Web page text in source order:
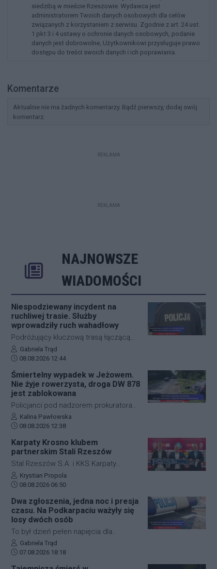
siedzibą w mieście Rzeszowie. Wydawca jest
administratorem Twoich danych osobowych dla celów
związanych z korzystaniem z serwisu. Zgodnie z art. 24 ust.
1 pkt 3 i 4 ustawy o ochronie danych osobowych, podanie
danych jest dobrowolne, Użytkownikowi przysługuje prawo
dostępu do treści swoich danych i ich poprawiania.
Komentarze
Aktualnie nie ma żadnych komentarzy. Bądź pierwszy, dodaj swój
komentarz.
REKLAMA
REKLAMA
NAJNOWSZE
WIADOMOŚCI
Niespodziewany incydent na
ruchliwej trasie. Służby
wprowadziły ruch wahadłowy
Podróżujący kluczową trasą łączącą
Jasło z Gorlicami muszą uzbroić się w
cierpliwość. Niespodziewane
zdarzenie drogowe w miejscowości
Przysieki doprowadziło do utrudnień na
drodze krajowej nr 28. Na miejscu
natychmiast pojawiła się policja, która
wprowadziła zmianę w organizacji
ruchu, by zabezpieczyć teren i uniknąć
Autor artykułu:
Gabriela Trąd
Data dodania artykułu:
08.08.2026 12:44
Śmiertelny wypadek w Jeżowem.
Nie żyje rowerzysta, droga DW 878
jest zablokowana
Policjanci pod nadzorem prokuratora
ustalają szczegółowe okoliczności
tragicznego wypadku, do którego
doszło dzisiaj rano w miejscowości
Jeżowe w powiecie niżańskim. W
wyniku zderzenia samochodu
osobowego z rowerzystą, śmierć na
miejscu poniósł kierujący jednośladem.
Droga wojewódzka nr 878 jest
całkowicie zablokowana.
Autor artykułu:
Kalina Pawłowska
Data dodania artykułu:
08.08.2026 12:38
Karpaty Krosno klubem
partnerskim Stali Rzeszów
Stal Rzeszów S.A. i KKS Karpaty
Krosno rozpoczęły oficjalną
współpracę. Kluby podpisały
długoterminową umowę partnerską,
która ma obejmować m.in. wymianę
doświadczeń, rozwój szkolenia
młodzieży oraz obserwację i
pozyskiwanie utalentowanych
zawodników z regionu.
Autor artykułu:
Krystian Propola
Data dodania artykułu:
08.08.2026 06:50
Dwa zgłoszenia, jedna noc i presja
czasu. Na Podkarpaciu ważyły się
losy dwóch osób
To był dzień pełen napięcia dla
funkcjonariuszy z powiatu niżańskiego.
W ciągu zaledwie kilkunastu godzin
służby ratunkowe musiały
Autor artykułu:
Gabriela Trąd
Data dodania artykułu:
07.08.2026 18:18